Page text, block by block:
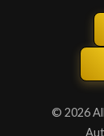
© 2026